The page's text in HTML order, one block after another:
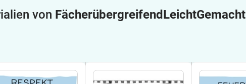
von FächerübergreifendLeichtGemacht